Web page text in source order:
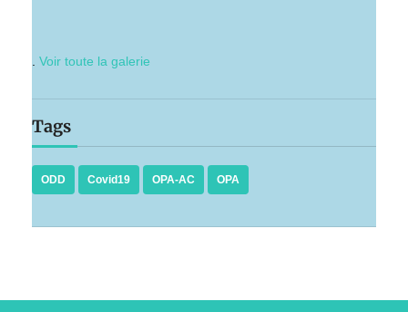
Voir toute la galerie
Tags
ODD Covid19 OPA-AC OPA